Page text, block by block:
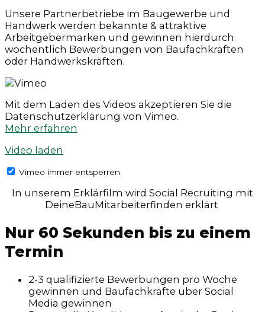
Unsere Partnerbetriebe im Baugewerbe und
Handwerk werden bekannte & attraktive
Arbeitgebermarken und gewinnen hierdurch
wöchentlich Bewerbungen von Baufachkräften
oder Handwerkskräften.
Mit dem Laden des Videos akzeptieren Sie die
Datenschutzerklärung von Vimeo.
Mehr erfahren
Video laden
Vimeo immer entsperren
In unserem Erklärfilm wird Social Recruiting mit
DeineBauMitarbeiterfinden erklärt
Nur 60 Sekunden bis zu einem
Termin
2-3 qualifizierte Bewerbungen pro Woche
gewinnen und Baufachkräfte über Social
Media gewinnen